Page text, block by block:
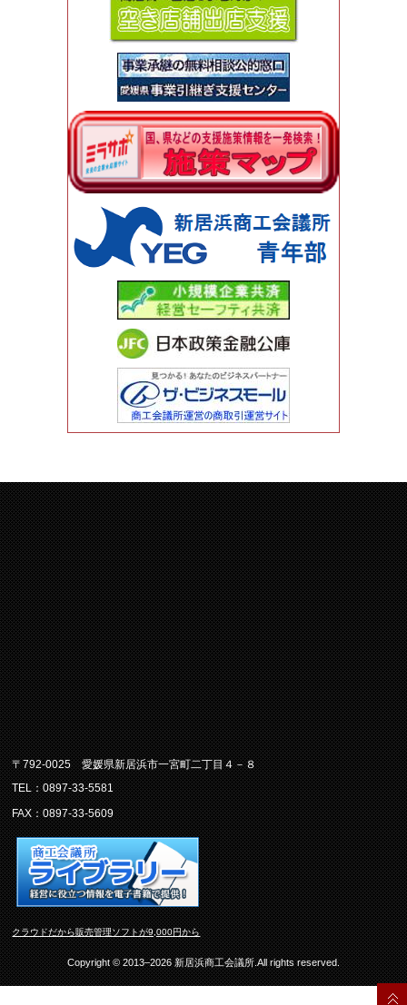
〒792-0025 愛媛県新居浜市一宮町二丁目４－８
TEL：0897-33-5581
FAX：0897-33-5609
クラウドだから販売管理ソフトが9,000円から
Copyright © 2013–2026 新居浜商工会議所.All rights reserved.